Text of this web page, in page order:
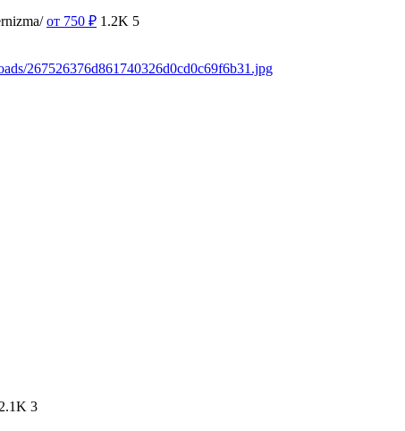
от 750 ₽ 1.2K 5
267526376d861740326d0cd0c69f6b31.jpg
2.1K 3